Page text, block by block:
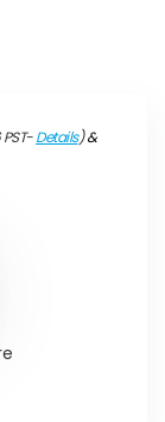
Details)&